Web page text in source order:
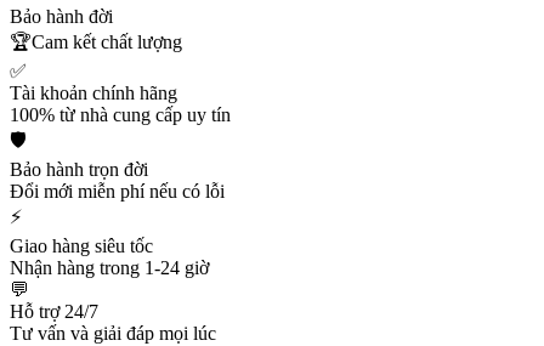
Bảo hành đời
🏆Cam kết chất lượng
✅
Tài khoản chính hãng
100% từ nhà cung cấp uy tín
🛡️
Bảo hành trọn đời
Đổi mới miễn phí nếu có lỗi
⚡
Giao hàng siêu tốc
Nhận hàng trong 1-24 giờ
💬
Hỗ trợ 24/7
Tư vấn và giải đáp mọi lúc